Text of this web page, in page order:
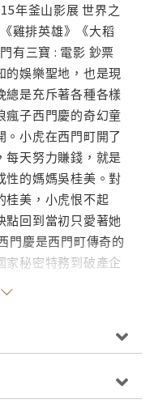
年釜山影展 世界之
雞排英雄》《大稻
有三寶 : 電影 鈔票
的娛樂聖地，也是現
總是充斥著各種各樣
瘋子西門慶的奇幻童
小虎在西門町開了
每天努力賺錢，就是
性的媽媽吳桂美。對
桂美，小虎恨不起
點回到當初只愛著她
門慶是西門町傳奇的
家秘密特務到破產企
裡，雜亂的開放空
娃娃，看著那娃
。瘋瘋癲癲的表面
暴露狂的誤會，讓
響著。在什麼事都